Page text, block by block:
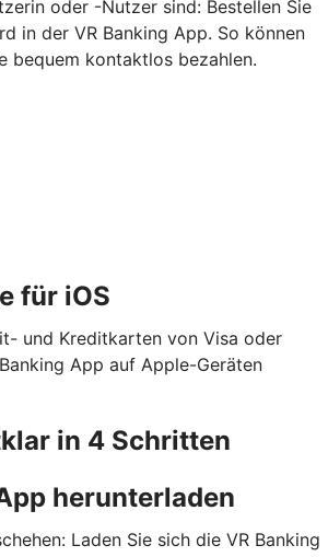
oder -Nutzer sind: Bestellen Sie
in der VR Banking App. So können
bequem kontaktlos bezahlen.
für iOS
und Kreditkarten von Visa oder
App auf Apple-Geräten
in 4 Schritten
herunterladen
Laden Sie sich die VR Banking